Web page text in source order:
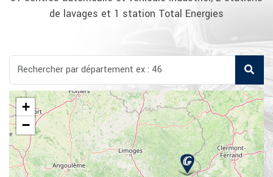
de lavages et 1 station Total Energies
+
−